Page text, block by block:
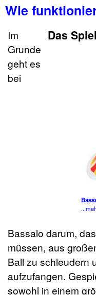
Wie
Das
Im
Grunde
geht es
bei
Bassalo darum,
müssen, aus
Ball zu schleudern
aufzufangen.
sowohl in einem